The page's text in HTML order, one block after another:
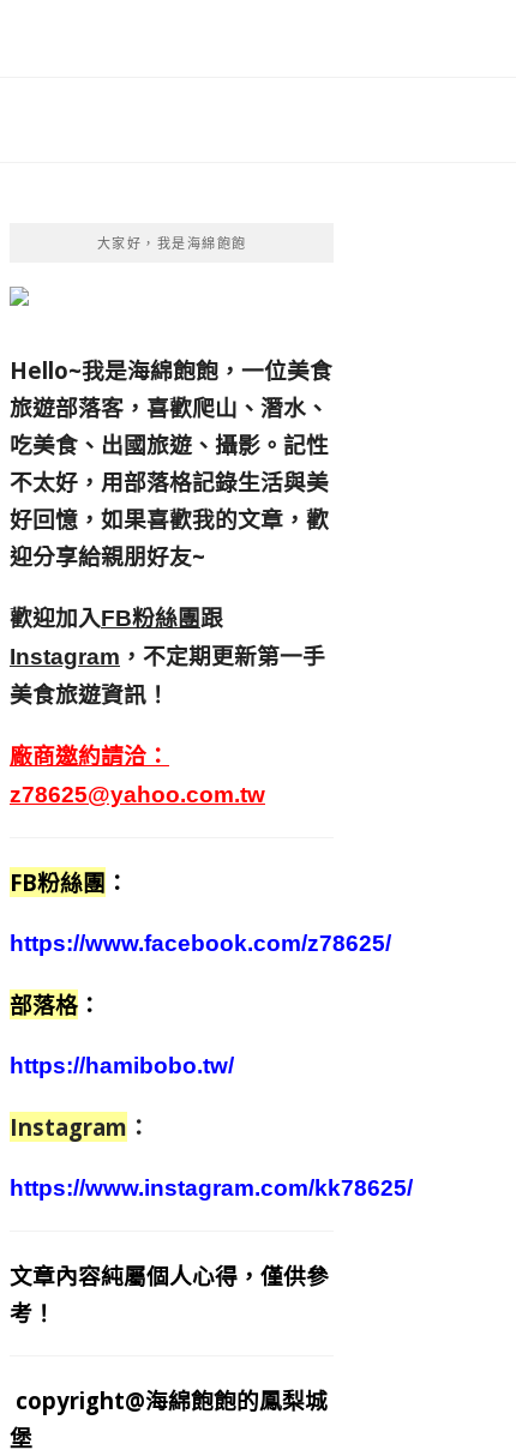
大家好，我是海綿飽飽
Hello~我是海綿飽飽，一位美食
旅遊部落客， 喜歡爬山、潛水、
吃美食、出國旅遊、攝影。 記性
不太好，用部落格記錄生活與美
好回憶， 如果喜歡我的文章，歡
迎分享給親朋好友~
歡迎加入FB粉絲團跟
Instagram ，不定期更新第一手
美食旅遊資訊！
廠商邀約請洽：
z78625@yahoo.com.tw
FB粉絲團 ：
https://www.facebook.com/z78625/
部落格 ：
https://hamibobo.tw/
Instagram ：
https://www.instagram.com/kk78625/
文章內容純屬個人心得，僅供參
考！
copyright@海綿飽飽的鳳梨城
堡